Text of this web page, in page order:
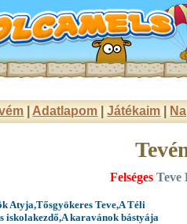
Adatlapom |Játékaim
Felséges Teve
Atyja,Tősgyökeres Teve,A Téli
iskolakezdő,A karavánok bástyája